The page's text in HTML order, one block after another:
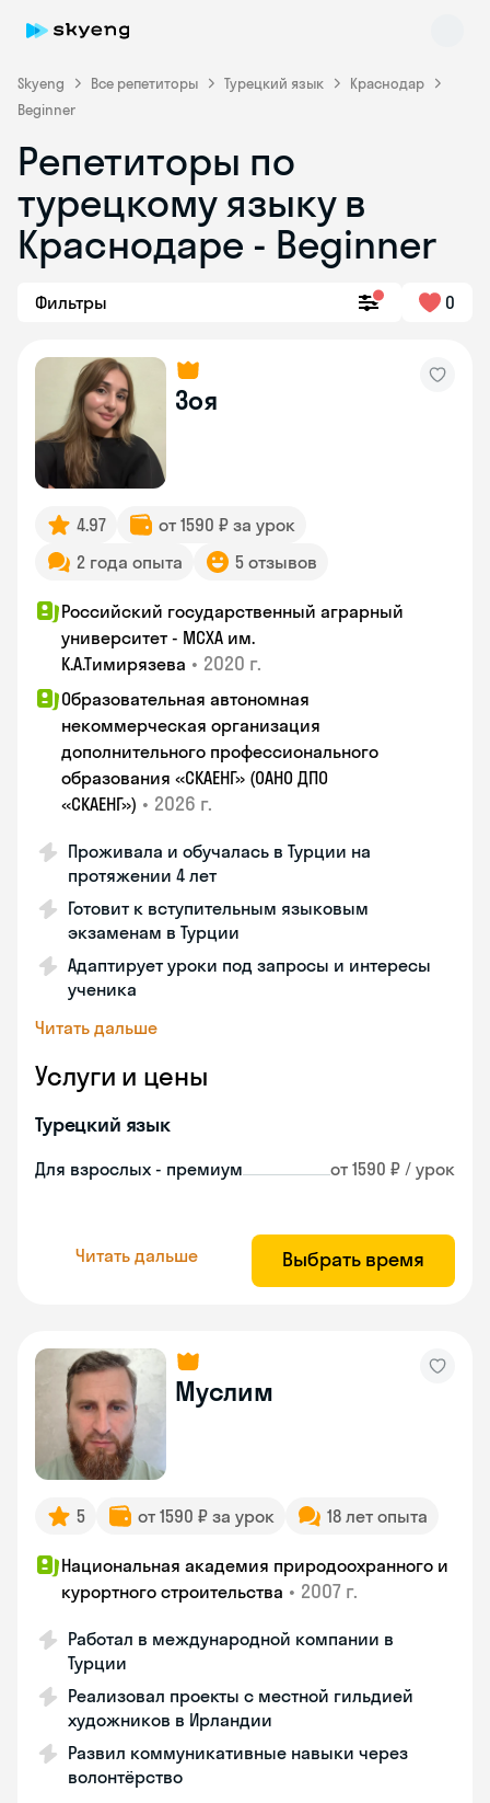
Skyeng Все репетиторы Турецкий язык
Краснодар
Beginner
Репетиторы по
турецкому языку в
Краснодаре - Beginner
Фильтры 0
Зоя
4.97
от 1590 ₽ за урок
2 года опыта
5 отзывов
Российский государственный аграрный
университет - МСХА им.
К.А.Тимирязева • 2020 г.
Образовательная автономная
некоммерческая организация
дополнительного профессионального
образования «СКАЕНГ» (ОАНО ДПО
«СКАЕНГ») • 2026 г.
Проживала и обучалась в Турции на
протяжении 4 лет
Готовит к вступительным языковым
экзаменам в Турции
Адаптирует уроки под запросы и интересы
ученика
Читать дальше
Услуги и цены
Турецкий язык
Для взрослых - премиум от 1590 ₽ / урок
Читать дальше Выбрать время
Муслим
5 от 1590 ₽ за урок 18 лет опыта
Национальная академия природоохранного и
курортного строительства • 2007 г.
Работал в международной компании в
Турции
Реализовал проекты с местной гильдией
художников в Ирландии
Развил коммуникативные навыки через
волонтёрство
online